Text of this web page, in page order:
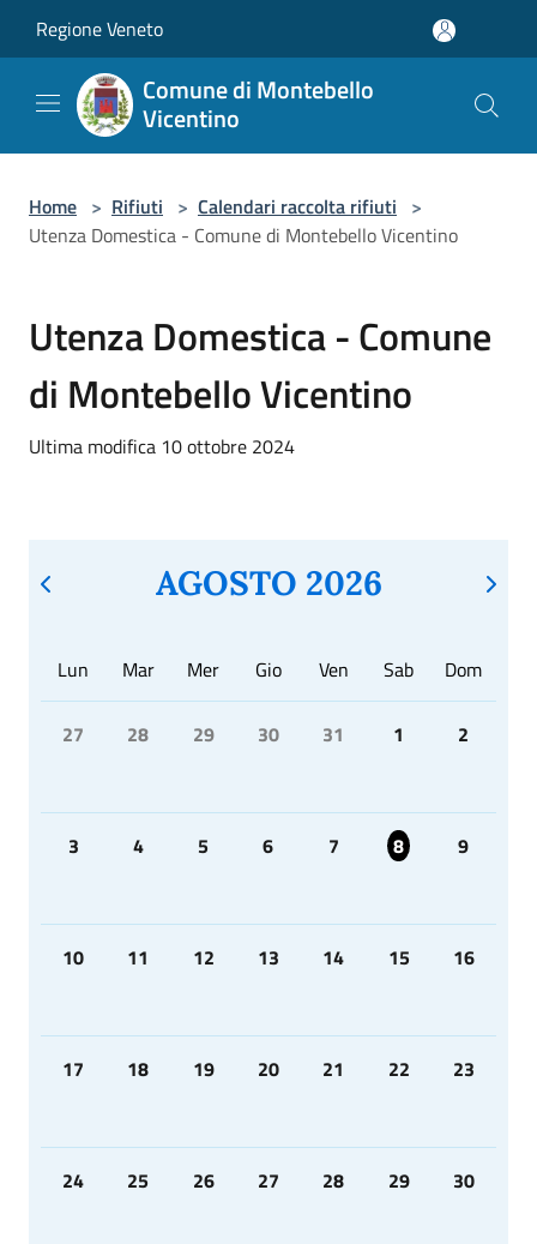
Regione Veneto
Comune di Montebello
Vicentino
Home > Rifiuti > Calendari raccolta rifiuti >
Utenza Domestica - Comune di Montebello Vicentino
Utenza Domestica - Comune
di Montebello Vicentino
Ultima modifica 10 ottobre 2024
AGOSTO 2026
Lun Mar Mer Gio Ven Sab Dom
27 28 29 30 31 1 2
3 4 5 6 7 8 9
10 11 12 13 14 15 16
17 18 19 20 21 22 23
24 25 26 27 28 29 30